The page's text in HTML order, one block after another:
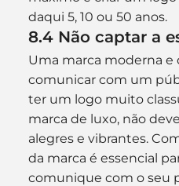
daqui 5, 10 ou 50 anos.
8.4 Não captar a
Uma marca moderna e
comunicar com um
ter um logo muito
marca de luxo, não
alegres e vibrantes.
da marca é essencial
comunique com o seu